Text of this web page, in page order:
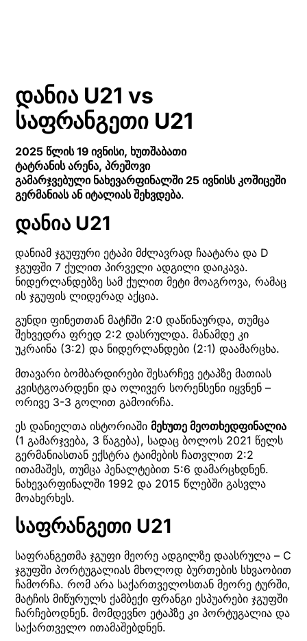
დანია U21 vs
საფრანგეთი U21
2025 წლის 19 ივნისი, ხუთშაბათი
ტატრანის არენა, პრეშოვი
გამარჯვებული ნახევარფინალში 25 ივნისს კოშიცეში
გერმანიას ან იტალიას შეხვდება.
დანია U21
დანიამ ჯგუფური ეტაპი მძლავრად ჩაატარა და D
ჯგუფში 7 ქულით პირველი ადგილი დაიკავა.
ნიდერლანდებზე სამ ქულით მეტი მოაგროვა, რამაც
ის ჯგუფის ლიდერად აქცია.
გუნდი ფინეთთან მატჩში 2:0 დაწინაურდა, თუმცა
შეხვედრა ფრედ 2:2 დასრულდა. მანამდე კი
უკრაინა (3:2) და ნიდერლანდები (2:1) დაამარცხა.
მთავარი ბომბარდირები შესარჩევ ეტაპზე მათიას
კვისტგოარდენი და ოლივერ სორენსენი იყვნენ –
ორივე 3-3 გოლით გამოირჩა.
ეს დანიელთა ისტორიაში მეხუთე მეოთხედფინალია
(1 გამარჯვება, 3 წაგება), სადაც ბოლოს 2021 წელს
გერმანიასთან ექსტრა ტაიმების ჩათვლით 2:2
ითამაშეს, თუმცა პენალტებით 5:6 დამარცხდნენ.
ნახევარფინალში 1992 და 2015 წლებში გასვლა
მოახერხეს.
საფრანგეთი U21
საფრანგეთმა ჯგუფი მეორე ადგილზე დაასრულა – C
ჯგუფში პორტუგალიას მხოლოდ ბურთების სხვაობით
ჩამორჩა. რომ არა საქართველოსთან მეორე ტურში,
მატჩის მიწურულს ქამბექი ფრანგი ესპუარები ჯგუფში
ჩარჩებოდნენ. მომდევნო ეტაპზე კი პორტუგალია და
საქართველო ითამაშებდნენ.